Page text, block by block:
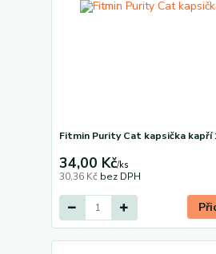
Fitmin Purity Cat kapsička kapří
34,00 Kč/ks
30,36 Kč bez DPH